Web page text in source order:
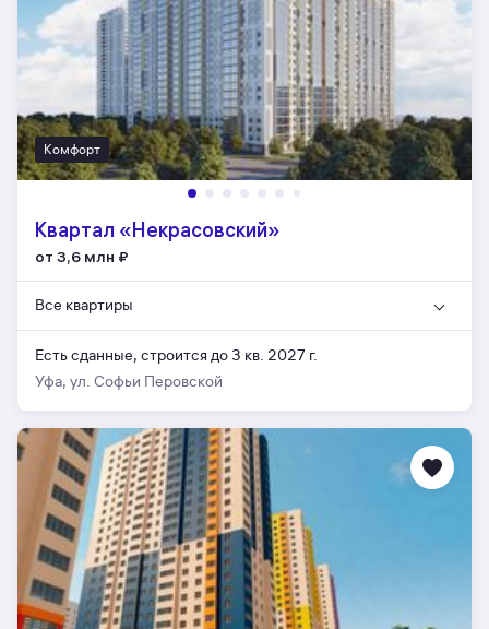
Комфорт
Квартал «Некрасовский»
от 3,6 млн ₽
Все квартиры
Есть сданные, строится до 3 кв. 2027 г.
Уфа, ул. Софьи Перовской